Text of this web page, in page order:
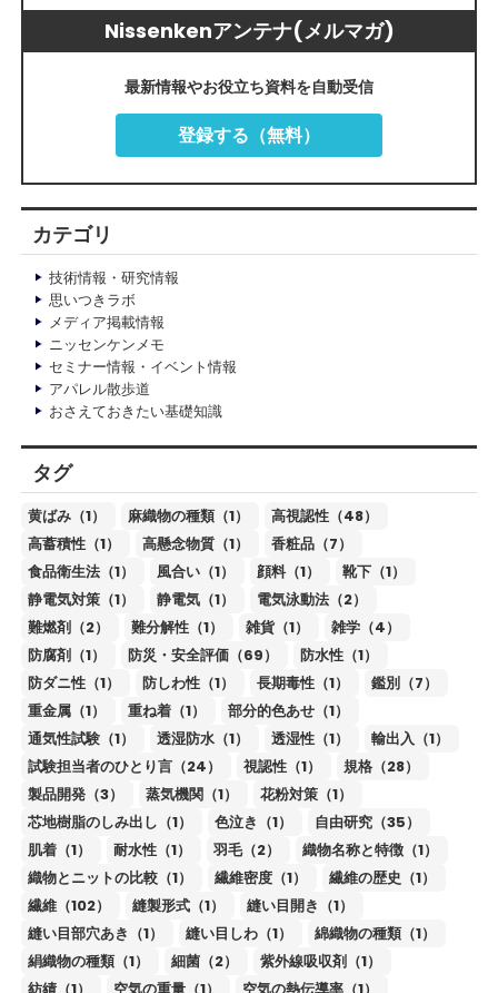
Nissenkenアンテナ(メルマガ)
最新情報やお役立ち資料を自動受信
登録する（無料）
カテゴリ
技術情報・研究情報
思いつきラボ
メディア掲載情報
ニッセンケンメモ
セミナー情報・イベント情報
アパレル散歩道
おさえておきたい基礎知識
タグ
黄ばみ（1） 麻織物の種類（1）
高視認性（48）
高蓄積性（1）
高懸念物質（1）
香粧品（7）
食品衛生法（1）
風合い（1） 顔料（1）
靴下（1）
静電気対策（1）
静電気（1）
電気泳動法（2）
難燃剤（2）
難分解性（1） 雑貨（1）
雑学（4）
防腐剤（1）
防災・安全評価（69）
防水性（1）
防ダニ性（1）
防しわ性（1） 長期毒性（1）
鑑別（7）
重金属（1）
重ね着（1）
部分的色あせ（1）
通気性試験（1）
透湿防水（1） 透湿性（1）
輸出入（1）
試験担当者のひとり言（24）
視認性（1）
規格（28）
製品開発（3）
蒸気機関（1）
花粉対策（1）
芯地樹脂のしみ出し（1）
色泣き（1）
自由研究（35）
肌着（1）
耐水性（1） 羽毛（2）
織物名称と特徴（1）
織物とニットの比較（1）
繊維密度（1）
繊維の歴史（1）
繊維（102）
縫製形式（1）
縫い目開き（1）
縫い目部穴あき（1）
縫い目しわ（1）
綿織物の種類（1）
絹織物の種類（1）
細菌（2）
紫外線吸収剤（1）
紡績（1）
空気の重量（1）
空気の熱伝導率（1）